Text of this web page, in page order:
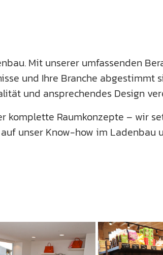
Mit unserer umfassenden
und Ihre Branche abgestimmt
und ansprechendes Design
komplette Raumkonzepte – wir
unser Know-how im Ladenbau